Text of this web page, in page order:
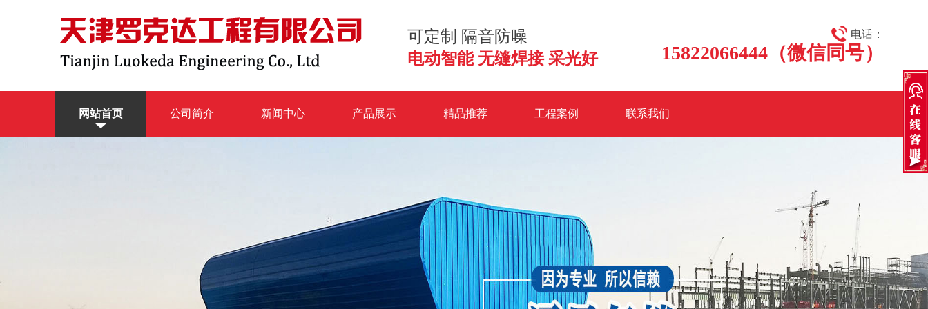
电话：
15822066444（微信同号）
可定制 隔音防噪
电动智能 无缝焊接 采光好
网站首页 公司简介 新闻中心 产品展示 精品推荐 工程案例 联系我们